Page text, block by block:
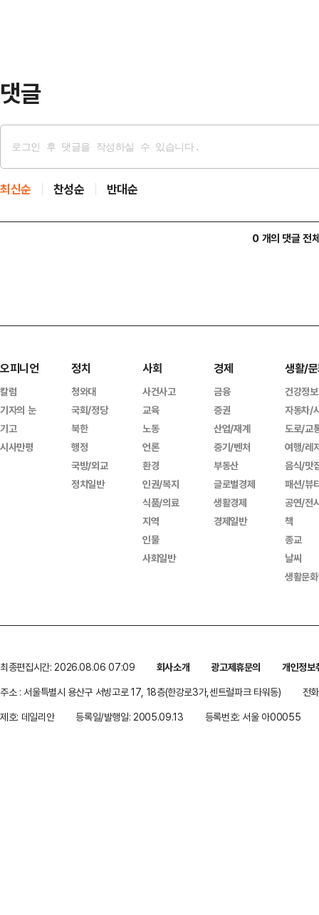
댓글
최신순 찬성순 반대순
0 개의 댓글 전
오피니언
칼럼
기자의 눈
기고
시사만평
정치
청와대
국회/정당
북한
행정
국방/외교
정치일반
사회
사건사고
교육
노동
언론
환경
인권/복지
식품/의료
지역
인물
사회일반
경제
금융
증권
산업/재계
중기/벤처
부동산
글로벌경제
생활경제
경제일반
생활/
건강정보
자동차/
도로/교
여행/레
음식/맛
패션/뷰
공연/전
책
종교
날씨
생활문
최종편집시간: 2026.08.06 07:09 회사소개 광고제휴문의
개인정보
주소 : 서울특별시 용산구 서빙고로 17, 18층(한강로3가,센트럴파크 타워동)
전
제호: 데일리안
등록일/발행일: 2005.09.13 등록번호: 서울 아00055